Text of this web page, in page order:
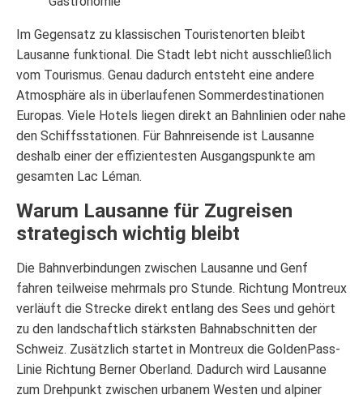
Im Gegensatz zu klassischen Touristenorten bleibt
Lausanne funktional. Die Stadt lebt nicht ausschließlich
vom Tourismus. Genau dadurch entsteht eine andere
Atmosphäre als in überlaufenen Sommerdestinationen
Europas. Viele Hotels liegen direkt an Bahnlinien oder nahe
den Schiffsstationen. Für Bahnreisende ist Lausanne
deshalb einer der effizientesten Ausgangspunkte am
gesamten Lac Léman.
Warum Lausanne für Zugreisen
strategisch wichtig bleibt
Die Bahnverbindungen zwischen Lausanne und Genf
fahren teilweise mehrmals pro Stunde. Richtung Montreux
verläuft die Strecke direkt entlang des Sees und gehört
zu den landschaftlich stärksten Bahnabschnitten der
Schweiz. Zusätzlich startet in Montreux die GoldenPass-
Linie Richtung Berner Oberland. Dadurch wird Lausanne
zum Drehpunkt zwischen urbanem Westen und alpiner